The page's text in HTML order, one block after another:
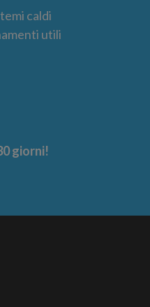
caldi
utili
giorni!